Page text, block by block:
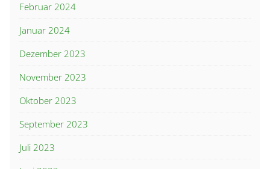
Februar 2024
Januar 2024
Dezember 2023
November 2023
Oktober 2023
September 2023
Juli 2023